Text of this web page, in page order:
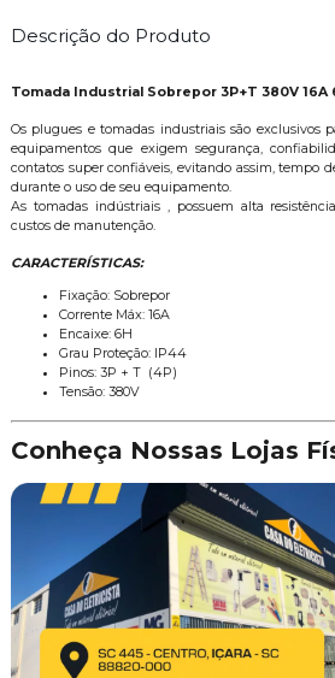
Descrição do Produto
Tomada Industrial Sobrepor 3P+T 380V 16A
Os plugues e tomadas industriais são exclusivos
equipamentos que exigem segurança,
contatos super confiáveis, evitando assim, tempo
durante o uso de seu equipamento.
As tomadas indústriais , possuem alta
custos de manutenção.
CARACTERÍSTICAS:
Fixação: Sobrepor
Corrente Máx: 16A
Encaixe: 6H
Grau Proteção: IP44
Pinos: 3P + T (4P)
Tensão: 380V
Conheça Nossas Lojas